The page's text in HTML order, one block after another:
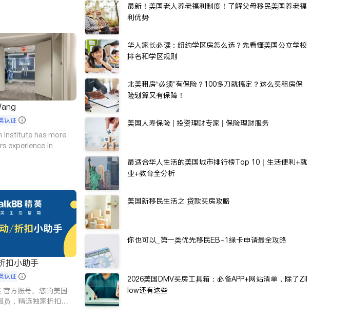
认证
Institute has more
experience in
扣小助手
认证
方账号。您的美国
员，精选独家折扣、
最新！美国老人养老福利制度！了解父母移民美国养老福
利优势
华人家长必读：纽约学区房怎么选？先看懂美国公立学校
排名和学区规则
北美租房“必须”有保险？100多刀就搞定？这么买租房保
险划算又有保障！
美国人寿保险 | 投资理财专家 | 保险理财服务
最适合华人生活的美国城市排行榜Top 10｜生活便利+就
业+教育全分析
美国新移民生活之 贷款买房攻略
你也可以_第一类优先移民EB-1绿卡申请最全攻略
2026美国DMV买房工具箱：必备APP+网站清单，除了Zil
low还有这些